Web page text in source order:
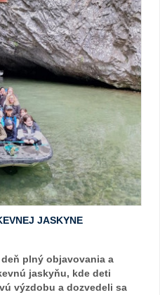
JASKYNE
plný objavovania a
jaskyňu, kde deti
výzdobu a dozvedeli sa